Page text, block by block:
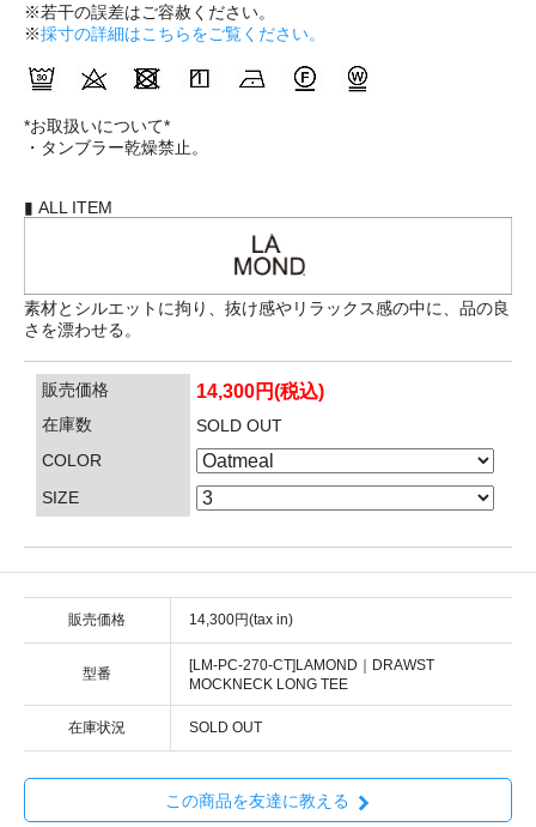
※若干の誤差はご容赦ください。
※採寸の詳細はこちらをご覧ください。
*お取扱いについて*
・タンブラー乾燥禁止。
▮ ALL ITEM
素材とシルエットに拘り、抜け感やリラックス感の中に、品の良
さを漂わせる。
販売価格 14,300円(税込)
在庫数
SOLD OUT
COLOR
SIZE
販売価格 14,300円(tax in)
型番
[LM-PC-270-CT]LAMOND｜DRAWST
MOCKNECK LONG TEE
在庫状況 SOLD OUT
この商品を友達に教える